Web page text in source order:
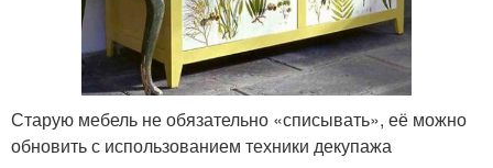
Старую мебель не обязательно «списывать», её можно
обновить с использованием техники декупажа